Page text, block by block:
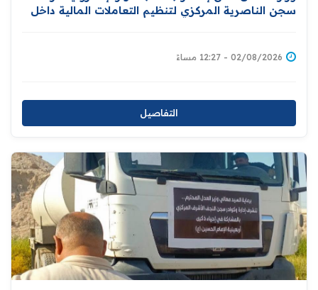
سجن الناصرية المركزي لتنظيم التعاملات المالية داخل
02/08/2026 - 12:27 مساءً
التفاصيل